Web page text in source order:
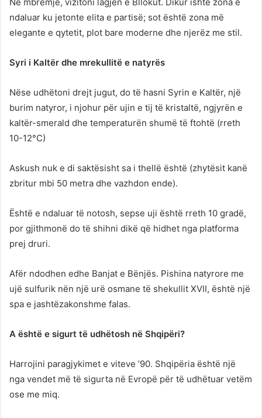
ndaluar ku jetonte elita e partisë; sot është zona më
elegante e qytetit, plot bare moderne dhe njerëz me stil.
Syri i Kaltër dhe mrekullitë e natyrës
Nëse udhëtoni drejt jugut, do të hasni Syrin e Kaltër, një
burim natyror, i njohur për ujin e tij të kristaltë, ngjyrën e
kaltër-smerald dhe temperaturën shumë të ftohtë (rreth
10-12°C)
Askush nuk e di saktësisht sa i thellë është (zhytësit kanë
zbritur mbi 50 metra dhe vazhdon ende).
Është e ndaluar të notosh, sepse uji është rreth 10 gradë,
por gjithmonë do të shihni dikë që hidhet nga platforma
prej druri.
Afër ndodhen edhe Banjat e Bënjës. Pishina natyrore me
ujë sulfurik nën një urë osmane të shekullit XVII, është një
spa e jashtëzakonshme falas.
A është e sigurt të udhëtosh në Shqipëri?
Harrojini paragjykimet e viteve ’90. Shqipëria është një
nga vendet më të sigurta në Evropë për të udhëtuar vetëm
ose me miq.